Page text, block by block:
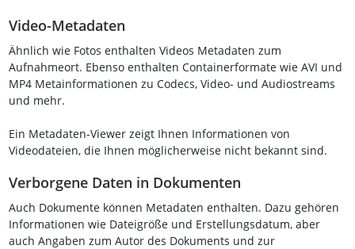
Video-Metadaten
Ähnlich wie Fotos enthalten Videos Metadaten zum
Aufnahmeort. Ebenso enthalten Containerformate wie AVI und
MP4 Metainformationen zu Codecs, Video- und Audiostreams
und mehr.
Ein Metadaten-Viewer zeigt Ihnen Informationen von
Videodateien, die Ihnen möglicherweise nicht bekannt sind.
Verborgene Daten in Dokumenten
Auch Dokumente können Metadaten enthalten. Dazu gehören
Informationen wie Dateigröße und Erstellungsdatum, aber
auch Angaben zum Autor des Dokuments und zur